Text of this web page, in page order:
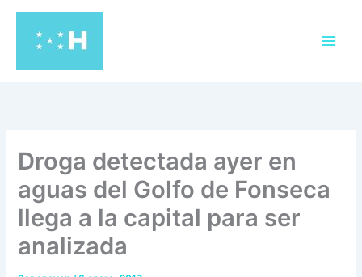
contenido
Droga detectada ayer en
aguas del Golfo de Fonseca
llega a la capital para ser
analizada